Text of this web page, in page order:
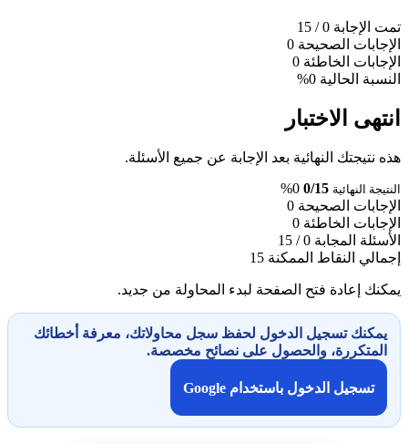
تمت الإجابة 0
/ 15
الإجابات الصحيحة 0
الإجابات الخاطئة 0
النسبة الحالية 0%
انتهى الاختبار
هذه نتيجتك النهائية بعد الإجابة عن جميع الأسئلة.
النتيجة النهائية 0/15
0%
الإجابات الصحيحة 0
الإجابات الخاطئة 0
الأسئلة المجابة 0 / 15
إجمالي النقاط الممكنة 15
يمكنك إعادة فتح الصفحة لبدء المحاولة من جديد.
يمكنك تسجيل الدخول لحفظ سجل محاولاتك، معرفة أخطائك
المتكررة، والحصول على نصائح مخصصة.
تسجيل الدخول باستخدام Google